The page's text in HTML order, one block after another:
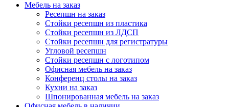
Мебель на заказ
Ресепшн на заказ
Стойки ресепшн из пластика
Стойки ресепшн из ЛДСП
Стойки ресепшн для регистратуры
Угловой ресепшн
Стойки ресепшн с логотипом
Офисная мебель на заказ
Конференц столы на заказ
Кухни на заказ
Шпонированная мебель на заказ